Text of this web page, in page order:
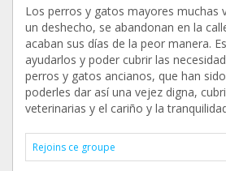
Los perros y gatos mayores muchas
un deshecho, se abandonan en la
acaban sus días de la peor manera.
ayudarlos y poder cubrir las
perros y gatos ancianos, que han
poderles dar así una vejez digna,
veterinarias y el cariño y la
Rejoins ce groupe